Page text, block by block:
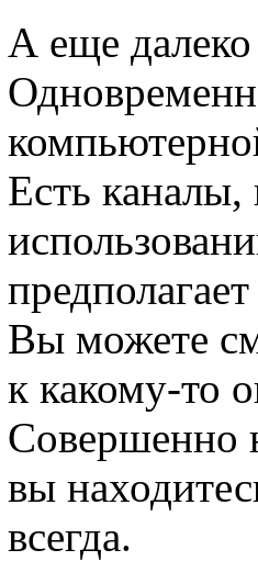
А еще
Есть
Вы можете
к какому-то
Совершенно
вы
всегда.